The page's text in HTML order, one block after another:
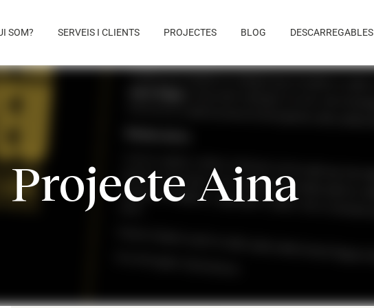
SOM? SERVEIS I CLIENTS PROJECTES BLOG DESCARREGABLES
Projecte Aina